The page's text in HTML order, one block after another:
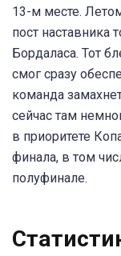
13-м месте.
пост наставника
Бордаласа. Тот
смог сразу
команда
сейчас там
в приоритете
финала, в том
полуфинале.